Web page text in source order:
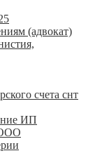
(адвокат)
счета снт
ИП
ООО